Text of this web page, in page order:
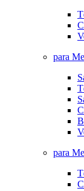
para
para